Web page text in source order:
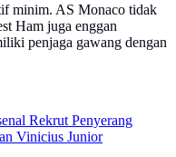
minim. AS Monaco tidak
Ham juga enggan
penjaga gawang dengan
Rekrut Penyerang
Vinicius Junior